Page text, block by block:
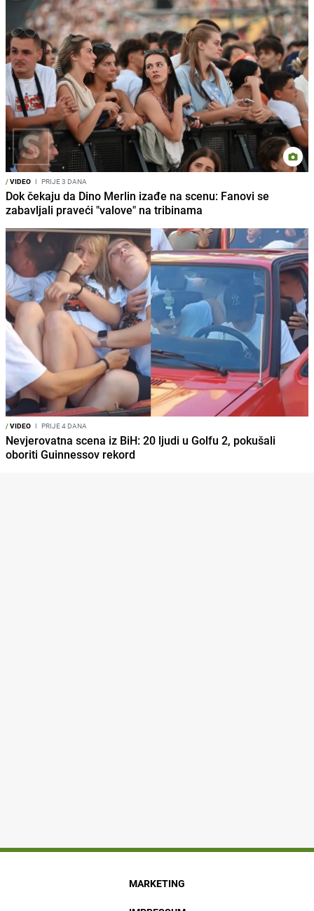
/VIDEO I PRIJE 3 DANA
Dok čekaju da Dino Merlin izađe na scenu: Fanovi se
zabavljali praveći "valove" na tribinama
/VIDEO I PRIJE 4 DANA
Nevjerovatna scena iz BiH: 20 ljudi u Golfu 2, pokušali
oboriti Guinnessov rekord
MARKETING